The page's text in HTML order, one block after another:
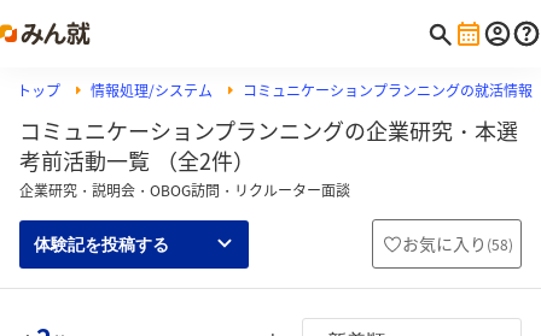
トップ 情報処理/システム コミュニケーションプランニングの就活情報
コミュニケーションプランニングの企業研究・本選
考前活動一覧 （全2件）
企業研究・説明会・OBOG訪問・リクルーター面談
体験記を投稿する お気に入り (58)